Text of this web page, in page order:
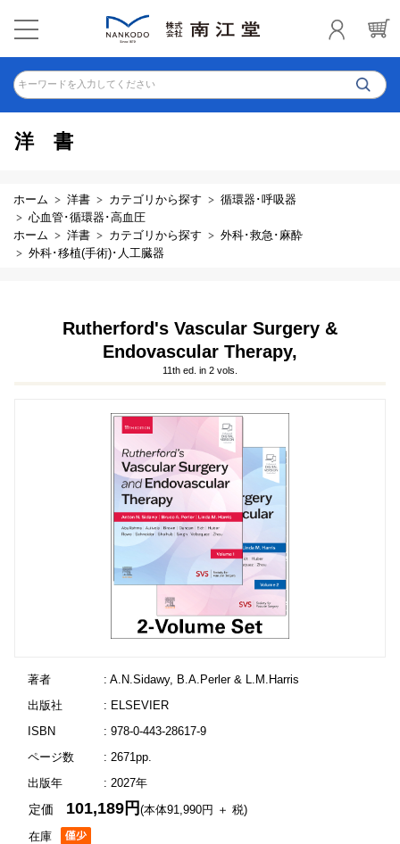
キーワードを入力してください
洋書
ホーム 洋書 カテゴリから探す
循環器･呼吸器
心血管･循環器･高血圧
ホーム
洋書 カテゴリから探す
外科･救急･麻酔
外科･移植(手術)･人工臓器
Rutherford's Vascular Surgery &
Endovascular Therapy,
11th ed. in 2 vols.
著者
: A.N.Sidawy, B.A.Perler & L.M.Harris
出版社
: ELSEVIER
ISBN
: 978-0-443-28617-9
ページ数
: 2671pp.
出版年
: 2027年
在庫
定価 101,189円(本体91,990円 ＋ 税)